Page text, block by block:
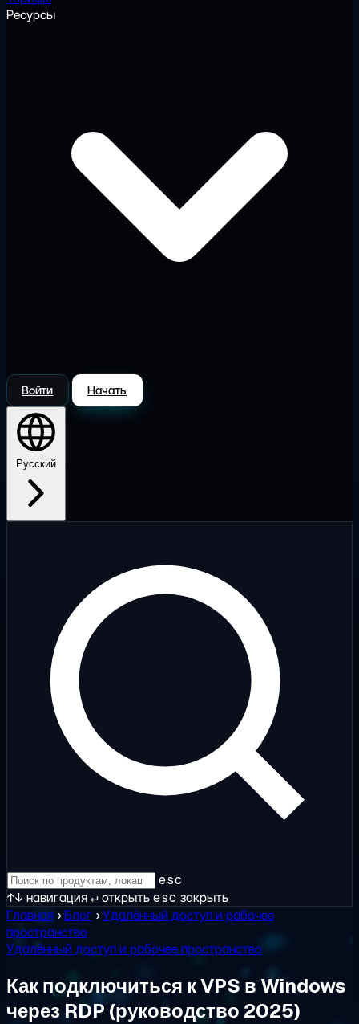
Ресурсы
Войти Начать
Русский
esc
↑↓ навигация↵открытьesc закрыть
Главная ›Блог ›Удалённый доступ и рабочее
пространство
Удалённый доступ и рабочее пространство
Как подключиться к VPS в Windows
через RDP (руководство 2025)